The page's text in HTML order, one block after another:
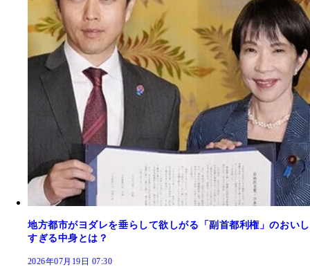
地方都市がヨダレを垂らして欲しがる「副首都利権」のおいし
すぎる中身とは？
2026年07月19日 07:30